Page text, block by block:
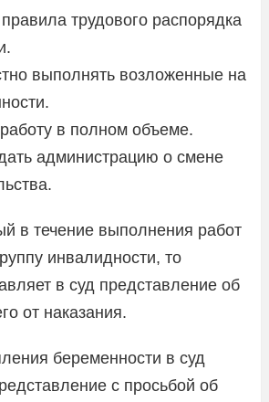
трудового распорядка
выполнять возложенные на
в полном объеме.
администрацию о смене
в течение выполнения работ
инвалидности, то
в суд представление об
от наказания.
беременности в суд
с просьбой об